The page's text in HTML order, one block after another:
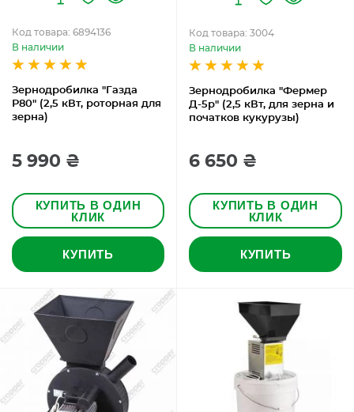
Зернодробилка "Газда
Р80" (2,5 кВт, роторная для
зерна)
Код товара: 6894136
В наличии
5 990 ₴
КУПИТЬ В ОДИН
КЛИК
КУПИТЬ
Зернодробилка "Фермер
Д-5р" (2,5 кВт, для зерна и
початков кукурузы)
Код товара: 3004
В наличии
6 650 ₴
КУПИТЬ В ОДИН
КЛИК
КУПИТЬ